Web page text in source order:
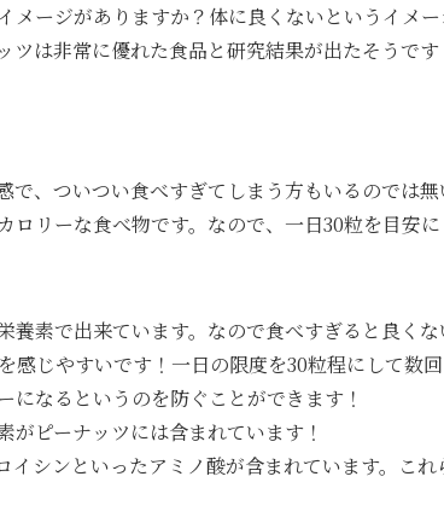
メージがありますか？体に良くないというイメ
ツは非常に優れた食品と研究結果が出たそうで
で、ついつい食べすぎてしまう方もいるのでは
リーな食べ物です。なので、一日30粒を目安
養素で出来ています。なので食べすぎると良く
感じやすいです！一日の限度を30粒程にして数
なるというのを防ぐことができます！
がピーナッツには含まれています！
イシンといったアミノ酸が含まれています。こ